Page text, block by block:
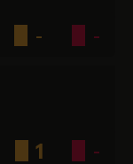
- -
1 -